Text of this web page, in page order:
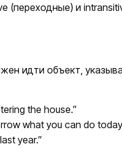
(переходные) и
идти объект,
the house.”
what you can do
year.”